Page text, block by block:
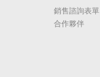
銷售諮詢表單
合作夥伴